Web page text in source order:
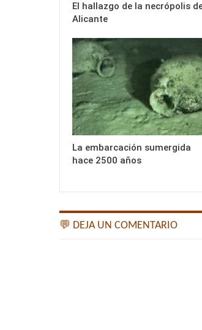
El hallazgo de la necrópolis
Alicante
La embarcación sumergida
hace 2500 años
💬 DEJA UN COMENTARIO